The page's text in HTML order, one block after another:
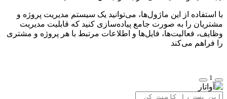
با استفاده از این ماژول‌ها، می‌توانید یک سیستم مدیریت پروژه و
مشتریان را به صورت جامع پیاده‌سازی کنید که قابلیت مدیریت
وظایف، فعالیت‌ها، فایل‌ها و اطلاعات مرتبط با هر پروژه و مشتری
را فراهم می‌کند
1